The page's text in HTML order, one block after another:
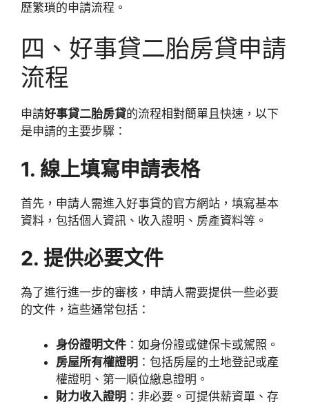
歷繁瑣的申請流程。
四、 好事貸二胎房貸申請
流程
申請好事貸二胎房貸的流程相對簡單且快速，以下
是申請的主要步驟：
1. 線上填寫申請表格
首先，申請人需進入好事貸的官方網站，填寫基本
資料，包括個人資訊、收入證明、房產資料等。
2. 提供必要文件
為了進行進一步的審核，申請人需要提供一些必要
的文件，這些通常包括：
身份證明文件 ：如身份證或健保卡或駕照。
房屋所有權證明 ：包括房屋的土地登記或產
權證明、第一順位繳息證明。
財力收入證明 ：非必要。可提供薪資單、存